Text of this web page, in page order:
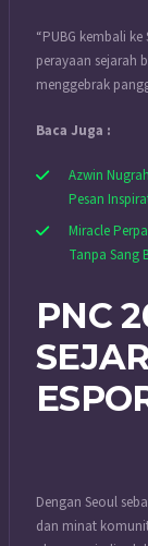
“PUBG kembali
perayaan sejarah
menggebrak
Baca Juga :
Azwin
Pesan
Miracle
Tanpa Sang
PNC
Dengan Seoul
dan minat